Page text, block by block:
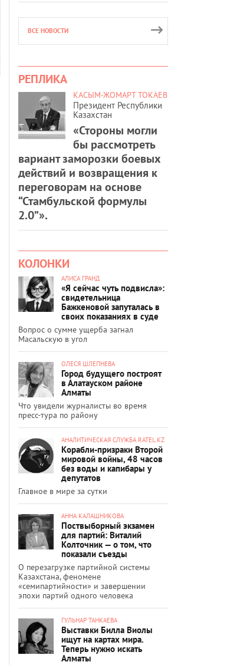
ВСЕ НОВОСТИ
РЕПЛИКА
КАСЫМ-ЖОМАРТ ТОКАЕВ
Президент Республики
Казахстан
«Стороны могли
бы рассмотреть
вариант заморозки боевых
действий и возвращения к
переговорам на основе
“Стамбульской формулы
2.0”».
КОЛОНКИ
АЛИСА ГРАНД
«Я сейчас чуть подвисла»:
свидетельница
Бажкеновой запуталась в
своих показаниях в суде
Вопрос о сумме ущерба загнал
Масальскую в угол
ОЛЕСЯ ШЛЕПНЕВА
Город будущего построят
в Алатауском районе
Алматы
Что увидели журналисты во время
пресс-тура по району
АНАЛИТИЧЕСКАЯ СЛУЖБА RATEL.KZ
Корабли-призраки Второй
мировой войны, 48 часов
без воды и капибары у
депутатов
Главное в мире за сутки
АННА КАЛАШНИКОВА
Поствыборный экзамен
для партий: Виталий
Колточник — о том, что
показали съезды
О перезагрузке партийной системы
Казахстана, феномене
«семипартийности» и завершении
эпохи партий одного человека
ГУЛЬНАР ТАНКАЕВА
Выставки Билла Виолы
ищут на картах мира.
Теперь нужно искать
Алматы